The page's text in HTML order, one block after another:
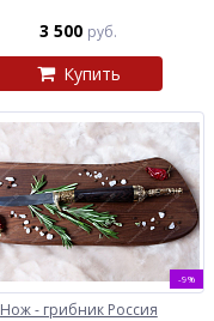
3 500 руб.
Купить
-9%
Нож - грибник Россия